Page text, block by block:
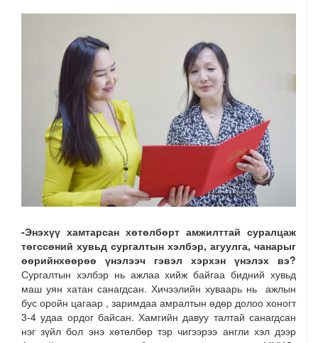
-Энэхүү хамтарсан хөтөлбөрт амжилттай суралцаж
төгссөний хувьд сургалтын хэлбэр, агуулга, чанарыг
өөрийнхөөрөө үнэлээч гэвэл хэрхэн үнэлэх вэ?
Сургалтын хэлбэр нь ажлаа хийж байгаа бидний хувьд
маш уян хатан санагдсан. Хичээлийн хуваарь нь ажлын
бус оройн цагаар , заримдаа амралтын өдөр долоо хоногт
3-4 удаа ордог байсан. Хамгийн давуу талтай санагдсан
нэг зүйл бол энэ хөтөлбөр тэр чигээрээ англи хэл дээр